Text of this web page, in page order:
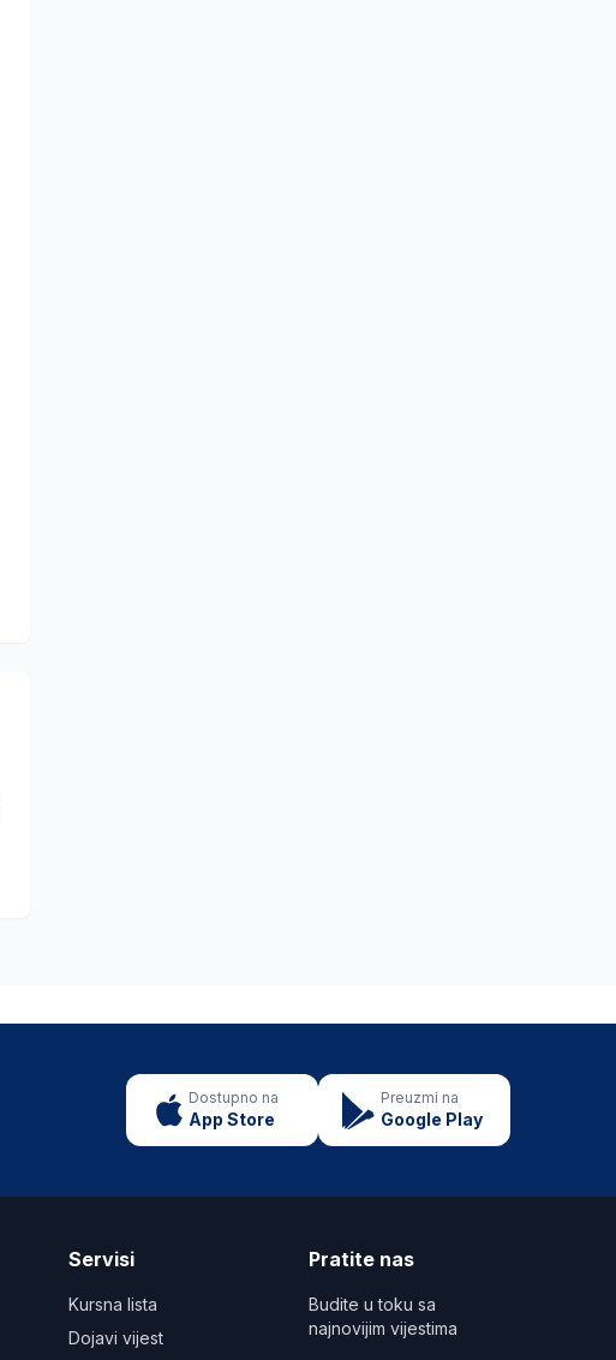
Dostupno na
App Store
Preuzmi na
Google Play
Servisi
Kursna lista
Dojavi vijest
Pratite nas
Budite u toku sa
najnovijim vijestima